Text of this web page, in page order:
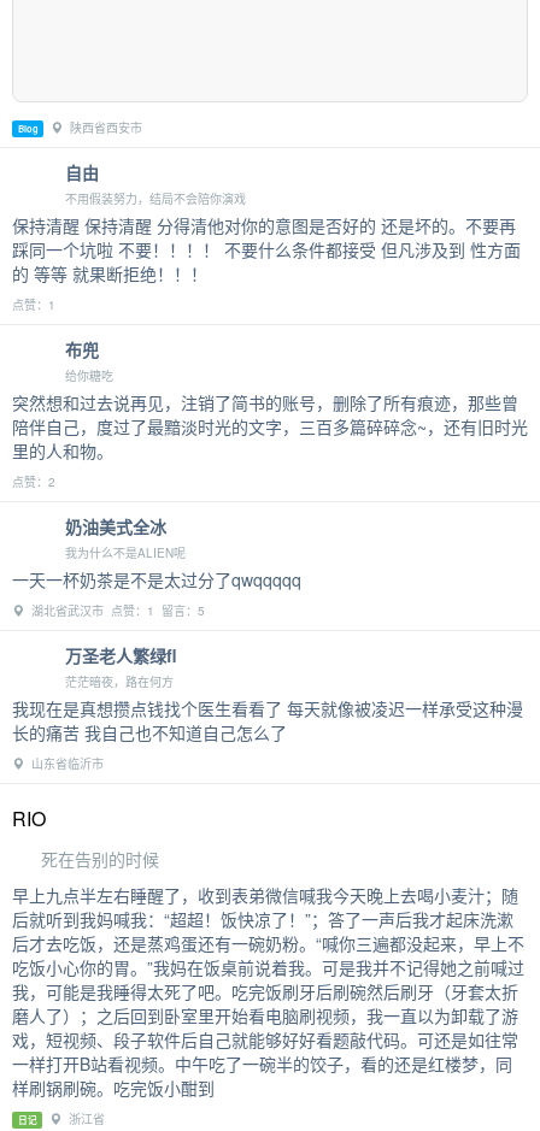
Blog 陕西省西安市
自由
不用假装努力，结局不会陪你演戏
保持清醒 保持清醒 分得清他对你的意图是否好的 还是坏的。不要再
踩同一个坑啦 不要！！！！ 不要什么条件都接受 但凡涉及到 性方面
的 等等 就果断拒绝！！！
点赞：1
布兜
给你糖吃
突然想和过去说再见，注销了简书的账号，删除了所有痕迹，那些曾
陪伴自己，度过了最黯淡时光的文字，三百多篇碎碎念~，还有旧时光
里的人和物。
点赞：2
奶油美式全冰
我为什么不是ALIEN呢
一天一杯奶茶是不是太过分了qwqqqqq
湖北省武汉市 点赞：1 留言：5
万圣老人繁绿fl
茫茫暗夜，路在何方
我现在是真想攒点钱找个医生看看了 每天就像被凌迟一样承受这种漫
长的痛苦 我自己也不知道自己怎么了
山东省临沂市
RIO
死在告别的时候
早上九点半左右睡醒了，收到表弟微信喊我今天晚上去喝小麦汁；随
后就听到我妈喊我：“超超！饭快凉了！”；答了一声后我才起床洗漱
后才去吃饭，还是蒸鸡蛋还有一碗奶粉。“喊你三遍都没起来，早上不
吃饭小心你的胃。”我妈在饭桌前说着我。可是我并不记得她之前喊过
我，可能是我睡得太死了吧。吃完饭刷牙后刷碗然后刷牙（牙套太折
磨人了）；之后回到卧室里开始看电脑刷视频，我一直以为卸载了游
戏，短视频、段子软件后自己就能够好好看题敲代码。可还是如往常
一样打开B站看视频。中午吃了一碗半的饺子，看的还是红楼梦，同
样刷锅刷碗。吃完饭小酣到
日记 浙江省